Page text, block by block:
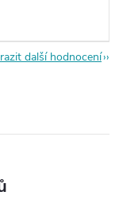
další hodnocení